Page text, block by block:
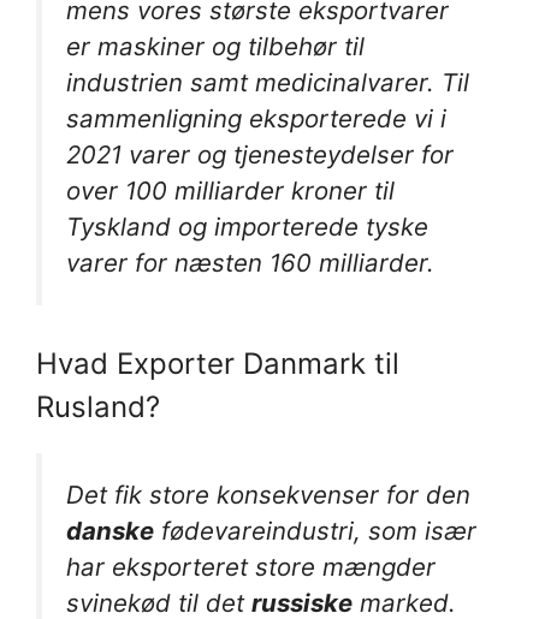
mens vores største eksportvarer
er maskiner og tilbehør til
industrien samt medicinalvarer. Til
sammenligning eksporterede vi i
2021 varer og tjenesteydelser for
over 100 milliarder kroner til
Tyskland og importerede tyske
varer for næsten 160 milliarder.
Hvad Exporter Danmark til
Rusland?
Det fik store konsekvenser for den
danske fødevareindustri, som især
har eksporteret store mængder
svinekød til det russiske marked.